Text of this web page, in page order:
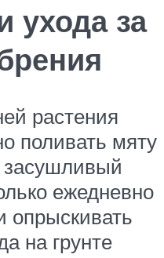
ухода за
растения
поливать мяту
засушливый
ежедневно
опрыскивать
на грунте